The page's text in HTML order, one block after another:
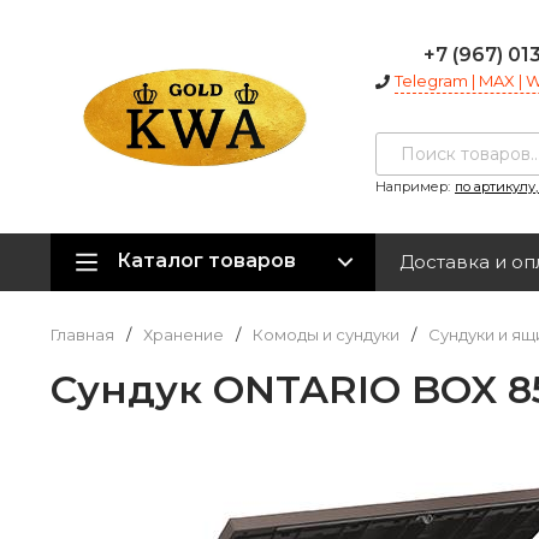
+7 (967)
Telegram | MAX |
Например: по
Каталог товаров Доставка и
Главная / Хранение / Комоды и сундуки / Сундуки и
Сундук ONTARIO BOX